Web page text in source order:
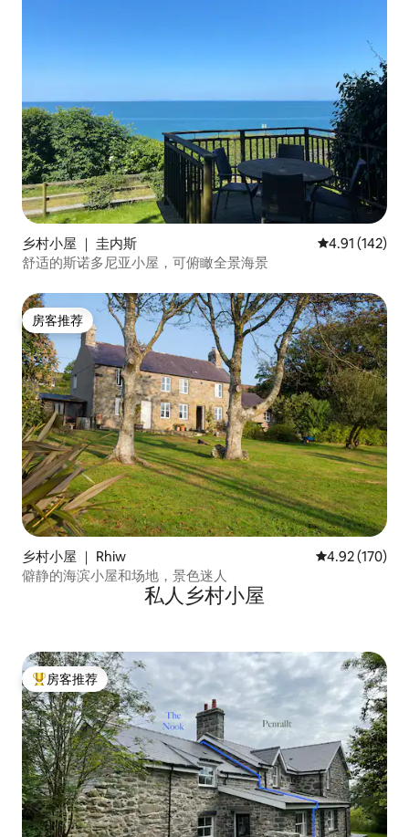
乡村小屋 ｜ 圭内斯 平均评分 4.91
4.91 (142)
舒适的斯诺多尼亚小屋，可俯瞰全景海景
房客推荐
房客推荐
乡村小屋 ｜ Rhiw 平均评分 4.92
4.92 (170)
僻静的海滨小屋和场地，景色迷人
私人乡村小屋
热门「房客推荐」
房客推荐